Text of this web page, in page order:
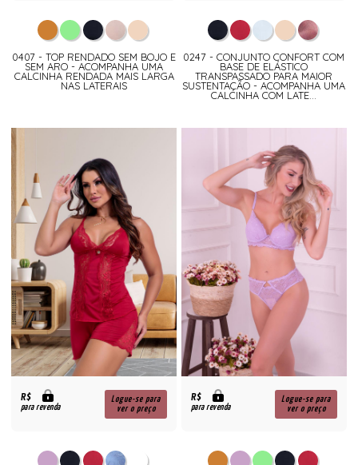
0407 - TOP RENDADO SEM BOJO E
SEM ARO - ACOMPANHA UMA
CALCINHA RENDADA MAIS LARGA
NAS LATERAIS
0247 - CONJUNTO CONFORT COM
BASE DE ELÁSTICO
TRANSPASSADO PARA MAIOR
SUSTENTAÇÃO - ACOMPANHA UMA
CALCINHA COM LATE...
R$
para revenda
Logue-se para
ver o preço
R$
para revenda
Logue-se para
ver o preço